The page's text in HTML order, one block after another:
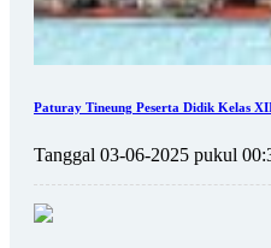
Paturay Tineung Peserta Didik Kelas
Tanggal 03-06-2025 pukul